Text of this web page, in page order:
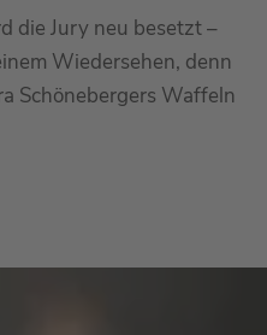
die Jury neu besetzt –
Wiedersehen, denn
Schönebergers Waffeln